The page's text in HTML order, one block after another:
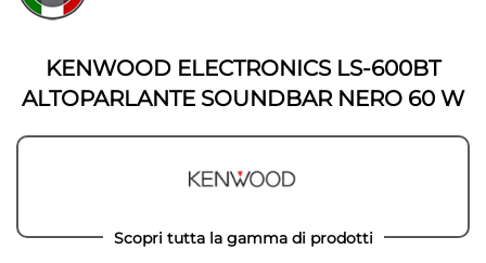
della
galleria
immagini
KENWOOD ELECTRONICS LS-600BT
ALTOPARLANTE SOUNDBAR NERO 60 W
Scopri tutta la gamma di prodotti